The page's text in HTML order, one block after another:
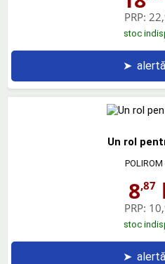
PRP:
stoc
➤
Un rol
POLIROM
8,87
PRP:
stoc
➤